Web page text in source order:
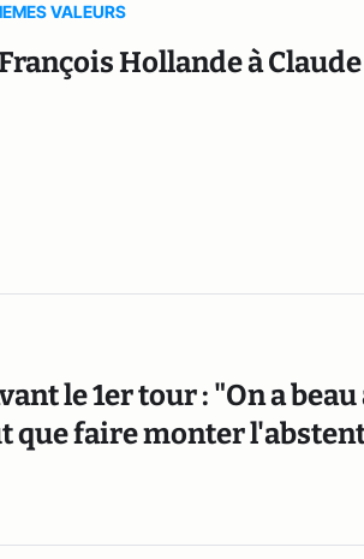
VALEURS
Hollande à
le 1er tour : "On a
que faire monter